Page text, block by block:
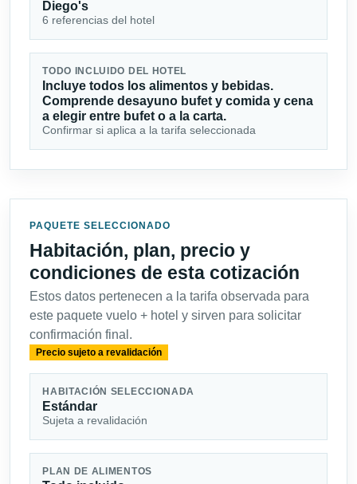
Diego's
6 referencias del hotel
TODO INCLUIDO DEL HOTEL
Incluye todos los alimentos y bebidas.
Comprende desayuno bufet y comida y cena
a elegir entre bufet o a la carta.
Confirmar si aplica a la tarifa seleccionada
PAQUETE SELECCIONADO
Habitación, plan, precio y
condiciones de esta cotización
Estos datos pertenecen a la tarifa observada para
este paquete vuelo + hotel y sirven para solicitar
confirmación final.
Precio sujeto a revalidación
HABITACIÓN SELECCIONADA
Estándar
Sujeta a revalidación
PLAN DE ALIMENTOS